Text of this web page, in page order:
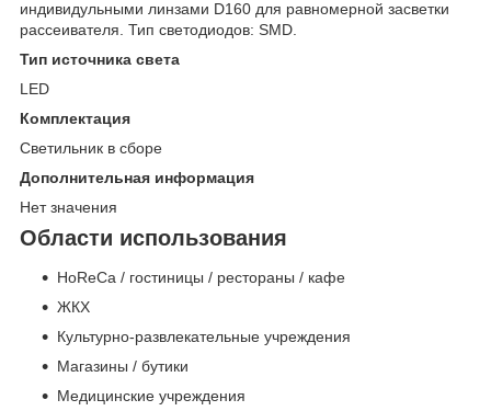
индивидульными линзами D160 для равномерной засветки
рассеивателя. Тип светодиодов: SMD.
Тип источника света
LED
Комплектация
Светильник в сборе
Дополнительная информация
Нет значения
Области использования
HoReCa / гостиницы / рестораны / кафе
ЖКХ
Культурно-развлекательные учреждения
Магазины / бутики
Медицинские учреждения